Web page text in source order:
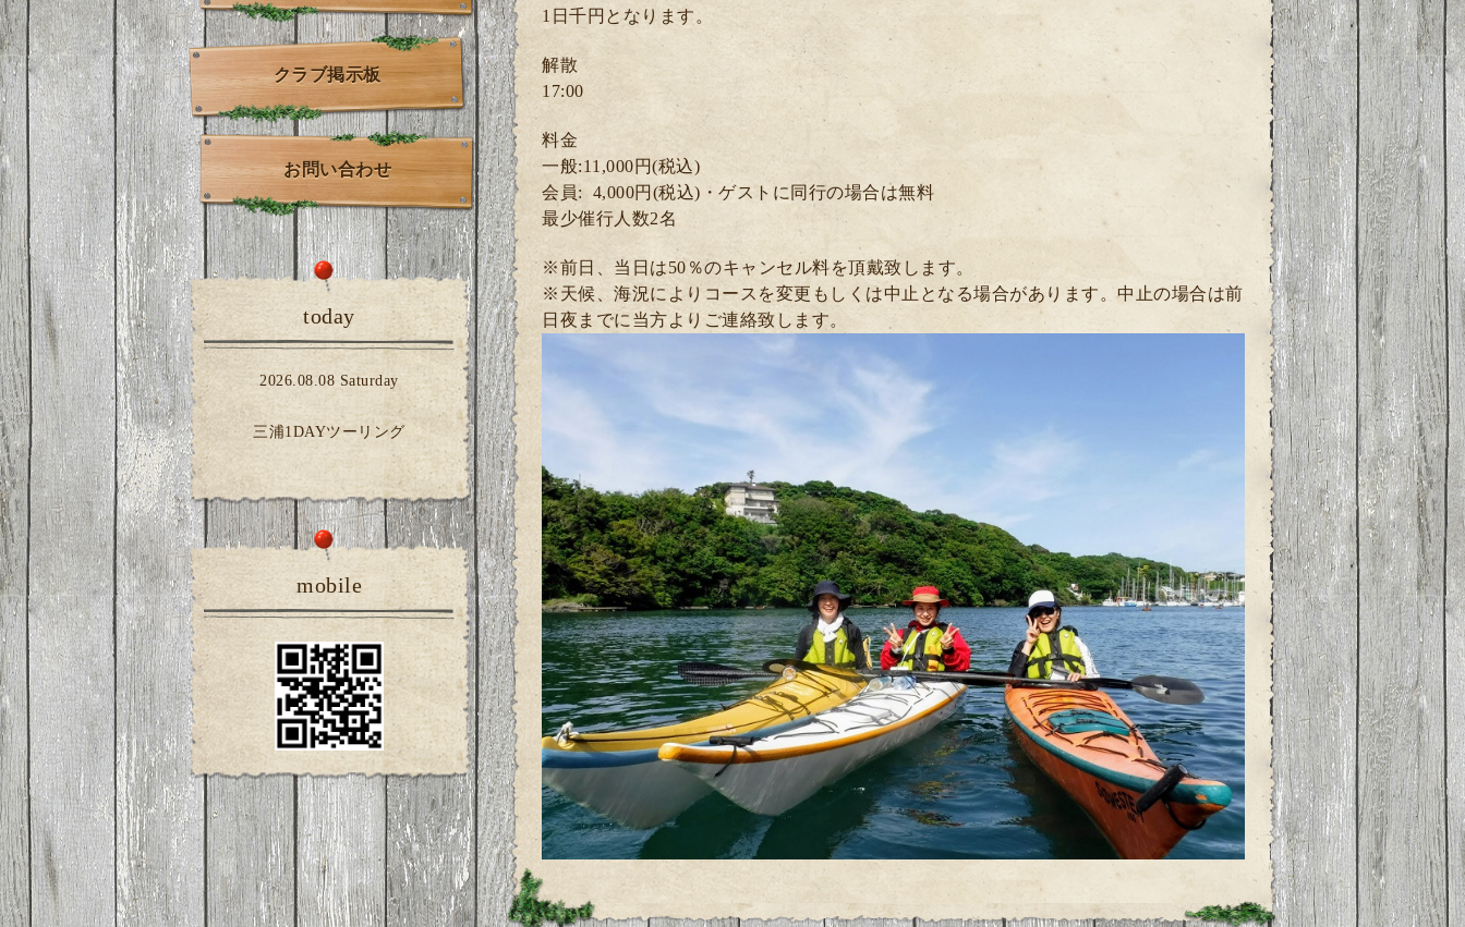
1日千円となります。
解散
17:00
料金
一般:11,000円(税込)
会員: 4,000円(税込)・ゲスト に同行の場合は無料
最少催行人数2名
※前日、当日は50％のキャンセル料を頂戴致します。
※天候、海況によりコースを変更もしくは中止となる場合があります。中止の場合は前
日夜までに当方よりご連絡致します。
クラブ掲示板
お問い合わせ
today
2026.08.08 Saturday
三浦1DAYツーリング
mobile